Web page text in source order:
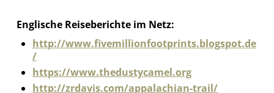
Englische Reiseberichte im Netz:
http://www.fivemillionfootprints.blogspot.de
/
https://www.thedustycamel.org
http://zrdavis.com/appalachian-trail/